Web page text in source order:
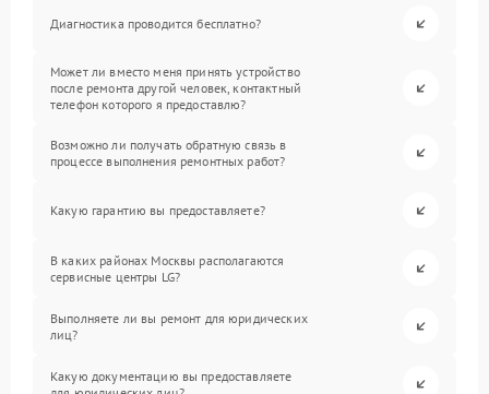
Диагностика проводится бесплатно?
Может ли вместо меня принять устройство
после ремонта другой человек, контактный
телефон которого я предоставлю?
Возможно ли получать обратную связь в
процессе выполнения ремонтных работ?
Какую гарантию вы предоставляете?
В каких районах Москвы располагаются
сервисные центры LG?
Выполняете ли вы ремонт для юридических
лиц?
Какую документацию вы предоставляете